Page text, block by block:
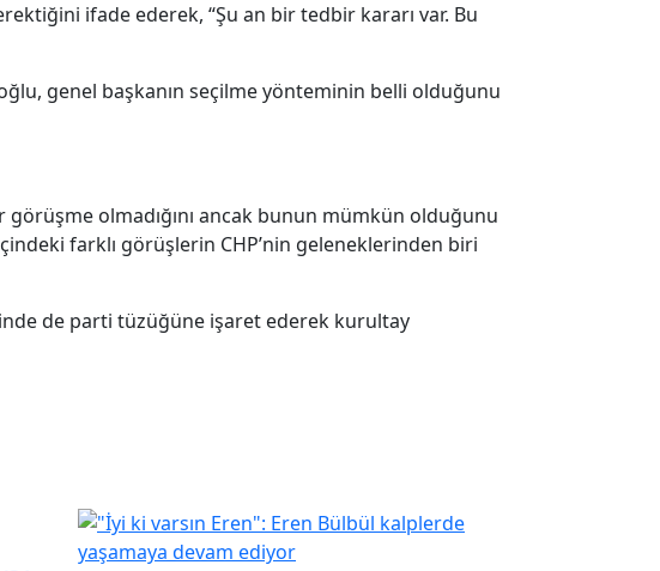
ifade ederek, “Şu an bir tedbir kararı var. Bu
genel başkanın seçilme yönteminin belli olduğunu
olmadığını ancak bunun mümkün olduğunu
farklı görüşlerin CHP’nin geleneklerinden biri
de parti tüzüğüne işaret ederek kurultay